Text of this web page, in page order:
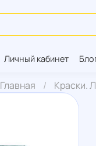
Личный кабинет
Главная Краски.